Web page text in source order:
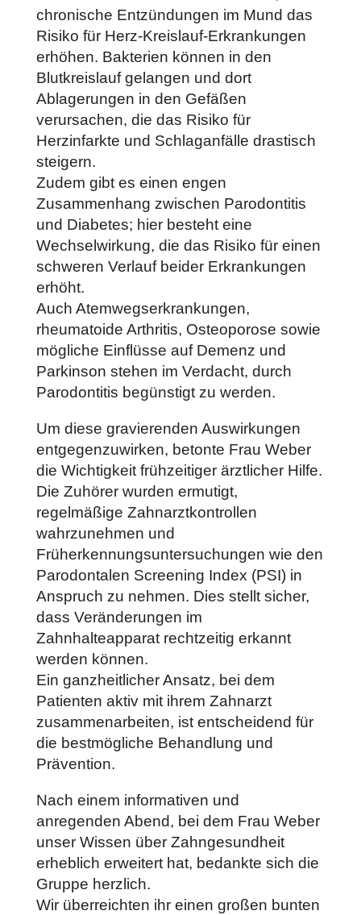
chronische Entzündungen im Mund das
Risiko für Herz-Kreislauf-Erkrankungen
erhöhen. Bakterien können in den
Blutkreislauf gelangen und dort
Ablagerungen in den Gefäßen
verursachen, die das Risiko für
Herzinfarkte und Schlaganfälle drastisch
steigern.
Zudem gibt es einen engen
Zusammenhang zwischen Parodontitis
und Diabetes; hier besteht eine
Wechselwirkung, die das Risiko für einen
schweren Verlauf beider Erkrankungen
erhöht.
Auch Atemwegserkrankungen,
rheumatoide Arthritis, Osteoporose sowie
mögliche Einflüsse auf Demenz und
Parkinson stehen im Verdacht, durch
Parodontitis begünstigt zu werden.
Um diese gravierenden Auswirkungen
entgegenzuwirken, betonte Frau Weber
die Wichtigkeit frühzeitiger ärztlicher Hilfe.
Die Zuhörer wurden ermutigt,
regelmäßige Zahnarztkontrollen
wahrzunehmen und
Früherkennungsuntersuchungen wie den
Parodontalen Screening Index (PSI) in
Anspruch zu nehmen. Dies stellt sicher,
dass Veränderungen im
Zahnhalteapparat rechtzeitig erkannt
werden können.
Ein ganzheitlicher Ansatz, bei dem
Patienten aktiv mit ihrem Zahnarzt
zusammenarbeiten, ist entscheidend für
die bestmögliche Behandlung und
Prävention.
Nach einem informativen und
anregenden Abend, bei dem Frau Weber
unser Wissen über Zahngesundheit
erheblich erweitert hat, bedankte sich die
Gruppe herzlich.
Wir überreichten ihr einen großen bunten